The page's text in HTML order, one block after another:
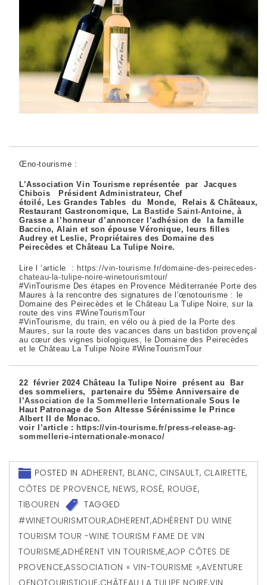
Œno-tourisme :
L’Association Vin Tourisme représentée par Jacques
Chibois Président Administrateur, Chef
étoilé, Les Grandes Tables du Monde, Relais & Châteaux,
Restaurant Gastronomique, La Bastide Saint-Antoine, à
Grasse a l’honneur d’annoncer l’adhésion de la famille
Baccino,Alain et son épouse Véronique, leurs filles
Audrey et Leslie, Propriétaires des Domaine des
Peirecèdes et Château La Tulipe Noire.
Lire l ‘article : https://vin-tourisme.fr/domaine-des-peirecedes-
chateau-la-tulipe-noire-winetourismtour/
#VinTourisme Des étapes en Provence Méditerranée Porte des
Maures à la rencontre des signatures de l’œnotourisme : le
Domaine des Peirecèdes et le Château La Tulipe Noire, sur la
route des vins #WineTourismTour
#VinTourisme, du train, en vélo ou à pied de la Porte des
Maures, sur la route des vacances dans un bastidon provençal
au cœur des vignes biologiques, le Domaine des Peirecèdes
et le Château La Tulipe Noire #WineTourismTour
22 février 2024 Château la Tulipe Noire présent au Bar
des sommeliers, partenaire du 55ème Anniversaire de
l’Association de la Sommellerie Internationale Sous le
Haut Patronage de Son Altesse Sérénissime le Prince
Albert II de Monaco.
voir l’article : https://vin-tourisme.fr/press-release-ag-
sommellerie-internationale-monaco/
POSTED IN ADHERENT, BLANC, CINSAULT, CLAIRETTE,
CÔTES DE PROVENCE, NEWS, ROSÉ, ROUGE,
TIBOUREN
TAGGED
#WINETOURISMTOUR,ADHERENT,ADHÉRENT DU WINE
TOURISM TOUR -WINE TOURISM FAME DE VIN
TOURISME,ADHÉRENT VIN TOURISME,AOP CÔTES DE
PROVENCE,ASSOCIATION « VIN-TOURISME »,AVENTURE
OENOTOURISTIQUE,CHÂTEAU LA TULIPE NOIRE,VIN